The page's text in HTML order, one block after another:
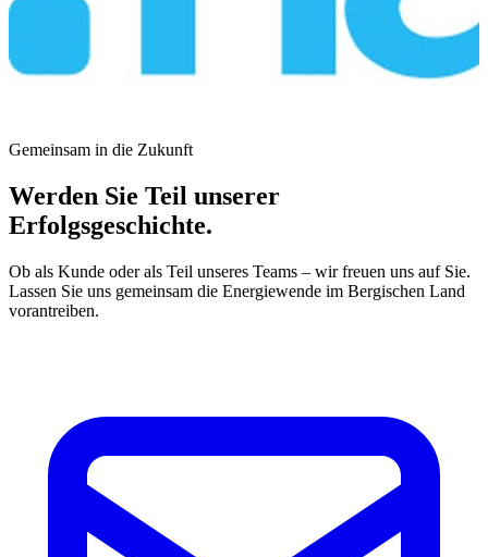
Gemeinsam in die Zukunft
Werden Sie Teil unserer
Erfolgsgeschichte.
Ob als Kunde oder als Teil unseres Teams – wir freuen uns auf Sie.
Lassen Sie uns gemeinsam die Energiewende im Bergischen Land
vorantreiben.